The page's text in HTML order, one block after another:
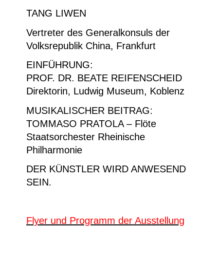
TANG LIWEN
Vertreter des Generalkonsuls der
Volksrepublik China, Frankfurt
EINFÜHRUNG:
PROF. DR. BEATE REIFENSCHEID
Direktorin, Ludwig Museum, Koblenz
MUSIKALISCHER BEITRAG:
TOMMASO PRATOLA – Flöte
Staatsorchester Rheinische
Philharmonie
DER KÜNSTLER WIRD ANWESEND
SEIN.
Flyer und Programm der Ausstellung